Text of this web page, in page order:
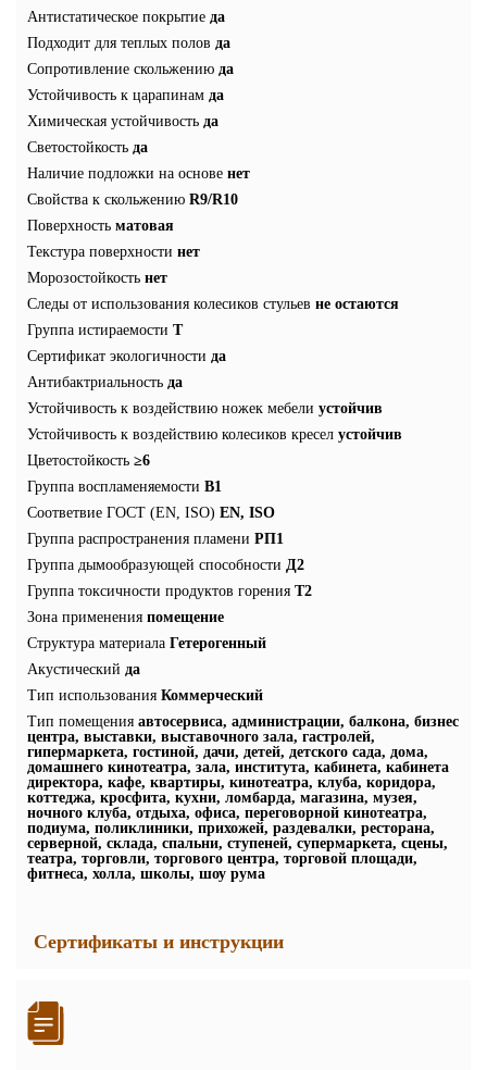
Антистатическое покрытие да
Подходит для теплых полов да
Сопротивление скольжению да
Устойчивость к царапинам да
Химическая устойчивость да
Светостойкость да
Наличие подложки на основе нет
Свойства к скольжению R9/R10
Поверхность матовая
Текстура поверхности нет
Морозостойкость нет
Следы от использования колесиков стульев не остаются
Группа истираемости T
Сертификат экологичности да
Антибактриальность да
Устойчивость к воздействию ножек мебели устойчив
Устойчивость к воздействию колесиков кресел устойчив
Цветостойкость ≥6
Группа воспламеняемости В1
Соответвие ГОСТ (EN, ISO) EN, ISO
Группа распространения пламени РП1
Группа дымообразующей способности Д2
Группа токсичности продуктов горения Т2
Зона применения помещение
Структура материала Гетерогенный
Акустический да
Тип использования Коммерческий
Тип помещения автосервиса, администрации, балкона, бизнес
центра, выставки, выставочного зала, гастролей,
гипермаркета, гостиной, дачи, детей, детского сада, дома,
домашнего кинотеатра, зала, института, кабинета, кабинета
директора, кафе, квартиры, кинотеатра, клуба, коридора,
коттеджа, кросфита, кухни, ломбарда, магазина, музея,
ночного клуба, отдыха, офиса, переговорной кинотеатра,
подиума, поликлиники, прихожей, раздевалки, ресторана,
серверной, склада, спальни, ступеней, супермаркета, сцены,
театра, торговли, торгового центра, торговой площади,
фитнеса, холла, школы, шоу рума
Сертификаты и инструкции